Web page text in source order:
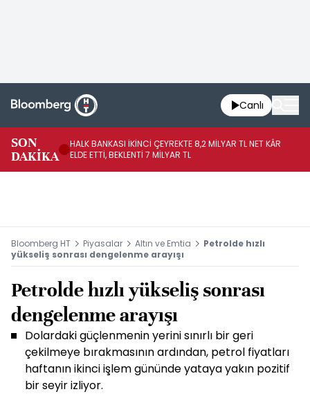
Canlı
SON
DAKİKA
HALK BANKASI İKİNCİ ÇEYREKTE 8,2 MİLYAR TL NET KÂR
ELDE ETTİ, BEKLENTİ 7 MİLYAR TL
Bloomberg HT Piyasalar Altın ve Emtia
Petrolde hızlı
yükseliş sonrası dengelenme arayışı
Petrolde hızlı yükseliş sonrası
dengelenme arayışı
Dolardaki güçlenmenin yerini sınırlı bir geri
çekilmeye bırakmasının ardından, petrol fiyatları
haftanın ikinci işlem gününde yataya yakın pozitif
bir seyir izliyor.